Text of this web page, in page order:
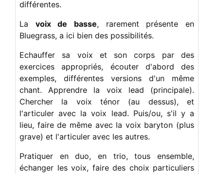
différentes.
La voix de basse, rarement présente en
Bluegrass, a ici bien des possibilités.
Echauffer sa voix et son corps par des
exercices appropriés, écouter d'abord des
exemples, différentes versions d'un même
chant. Apprendre la voix lead (principale).
Chercher la voix ténor (au dessus), et
l'articuler avec la voix lead. Puis/ou, s'il y a
lieu, faire de même avec la voix baryton (plus
grave) et l'articuler avec les autres.
Pratiquer en duo, en trio, tous ensemble,
échanger les voix, faire des choix particuliers